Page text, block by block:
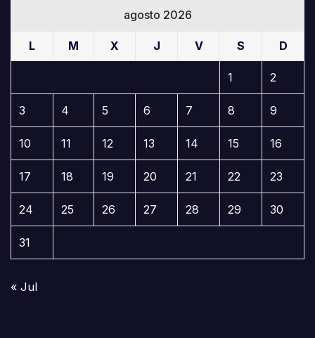
agosto 2026
L M X J V S D
1 2
3 4 5 6 7 8 9
10 11 12 13 14 15 16
17 18 19 20 21 22 23
24 25 26 27 28 29 30
31
« Jul